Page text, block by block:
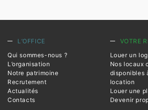
L’OFFICE
Qui sommes-nous ?
L’organisation
Notre patrimoine
Recrutement
Actualités
Contacts
VOTRE
Louer un
Nos locaux
disponibles
location
Louer une
Devenir